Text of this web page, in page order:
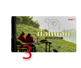
3